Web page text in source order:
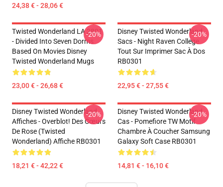
24,38 € - 28,06 €
Twisted Wonderland LA 2801
- Divided Into Seven Dorms
Based On Movies Disney
Twisted Wonderland Mugs
23,00 € - 26,68 €
-20%
Disney Twisted Wonderland
Sacs - Night Raven College
Tout Sur Imprimer Sac À Dos
RB0301
22,95 € - 27,55 €
-20%
Disney Twisted Wonderland
Affiches - Overblot! Des Cœurs
De Rose (Twisted
Wonderland) Affiche RB0301
18,21 € - 42,22 €
-20%
Disney Twisted Wonderland
Cas - Pomefiore TW Motif
Chambre À Coucher Samsung
Galaxy Soft Case RB0301
14,81 € - 16,10 €
-20%